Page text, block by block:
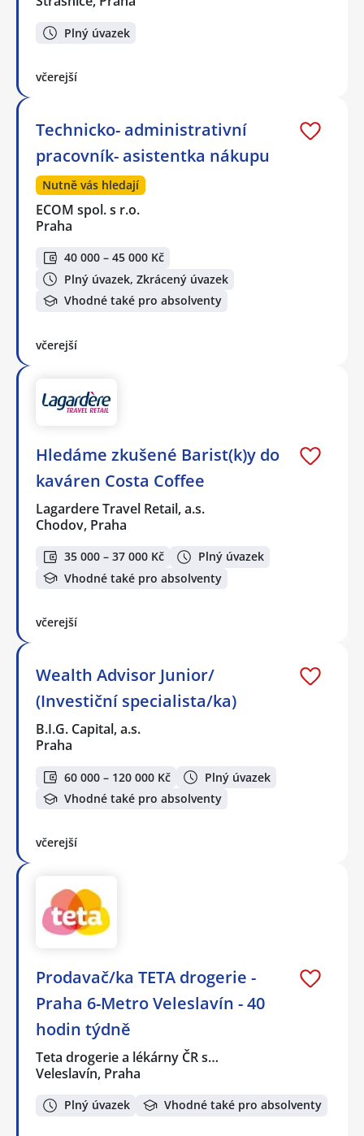
Plný úvazek
včerejší
Technicko- administrativní
pracovník- asistentka nákupu
Nutně vás hledají
ECOM spol. s r.o.
Praha
40 000 – 45 000 Kč
Plný úvazek, Zkrácený úvazek
Vhodné také pro absolventy
včerejší
Hledáme zkušené Barist(k)y do
kaváren Costa Coffee
Lagardere Travel Retail, a.s.
Chodov, Praha
35 000 – 37 000 Kč
Plný úvazek
Vhodné také pro absolventy
včerejší
Wealth Advisor Junior/
(Investiční specialista/ka)
B.I.G. Capital, a.s.
Praha
60 000 – 120 000 Kč
Plný úvazek
Vhodné také pro absolventy
včerejší
Prodavač/ka TETA drogerie -
Praha 6-Metro Veleslavín - 40
hodin týdně
Teta drogerie a lékárny ČR s…
Veleslavín, Praha
Plný úvazek Vhodné také pro absolventy